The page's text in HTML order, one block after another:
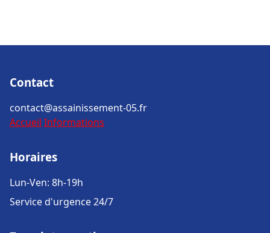
Contact
contact@assainissement-05.fr
Accueil Informations
Horaires
Lun-Ven: 8h-19h
Service d'urgence 24/7